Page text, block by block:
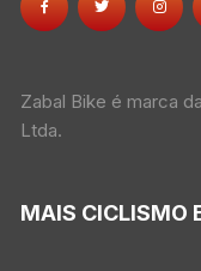
Zabal Bike é marca
Ltda.
MAIS CICLISMO